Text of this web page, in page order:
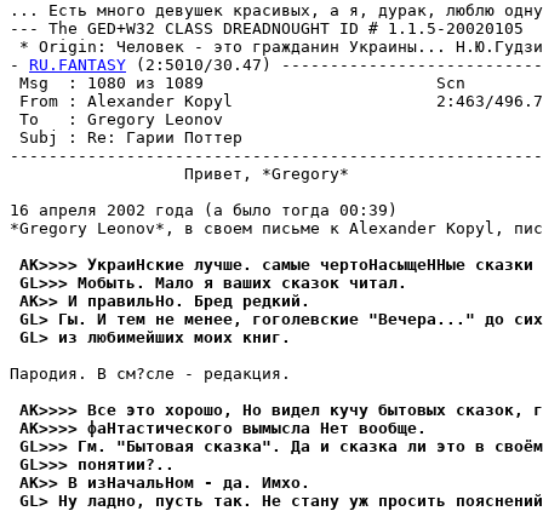
... Есть много девyшек красивых, а я, дypак, люблю
--- The GED+W32 CLASS DREADNOUGHT ID # 1.1.5-20020105
* Origin: Человек - это гражданин Украины...
- RU.FANTASY (2:5010/30.47)
Msg  : 1080 из 1089                        Scn
From : Alexander Kopyl                     2:463/
To   : Gregory Leonov
Subj : Re: Гарии Поттер
                  Привет, *Gregory*
16 апреля 2002 года (а было тогда 00:39)
*Gregory Leonov*, в своем письме к Alexander Kopyl,
AK>>>> УкраиНские лучше. самые чертоНасыщеННые
GL>>> Мобыть. Мало я ваших сказок читал.
AK>> И правильНо. Бред редкий.
GL> Гы. И тем не менее, гоголевские "Вечера..." до сих
GL> из любимейших моих книг.
Пародия. В см?сле - редакция.
AK>>>> Все это хорошо, Hо видел кучу бытовых сказок,
AK>>>> фаНтастического вымысла Нет вообще.
GL>>> Гм. "Бытовая сказка". Да и сказка ли это в своём
GL>>> понятии?..
AK>> В изНачальНом - да. Имхо.
GL> Ну ладно, пусть так. Не стану уж просить